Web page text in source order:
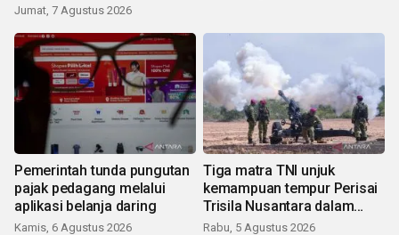
Jumat, 7 Agustus 2026
Pemerintah tunda pungutan
pajak pedagang melalui
aplikasi belanja daring
Kamis, 6 Agustus 2026
Tiga matra TNI unjuk
kemampuan tempur Perisai
Trisila Nusantara dalam
latihan di Kepri
Rabu, 5 Agustus 2026